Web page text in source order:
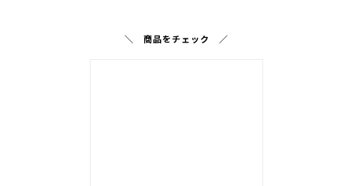
＼ 商品をチェック ／